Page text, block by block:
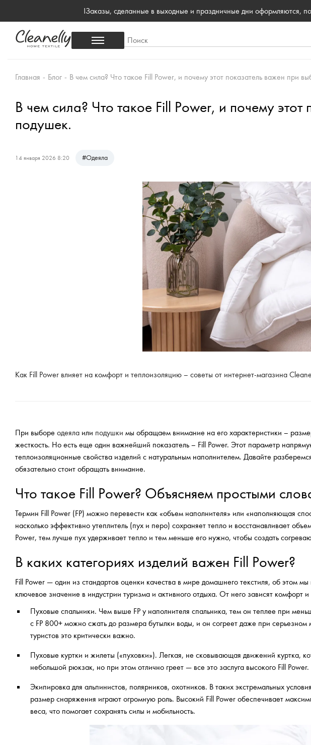
!Заказы, сделанные в выходные и праздничные дни оформляются,
Главная - Блог - В чем сила? Что такое Fill Power, и почему этот показатель важен при
В чем сила? Что такое Fill Power, и почему
подушек.
14 января 2026 8:20 #Одеяла
Как Fill Power влияет на комфорт и теплоизоляцию – советы от интернет-магазина
При выборе одеяла или подушки мы обращаем внимание на его характеристики –
жесткость. Но есть еще один важнейший показатель – Fill Power. Этот параметр
теплоизоляционные свойства изделий с натуральным наполнителем. Давайте
обязательно стоит обращать внимание.
Что такое Fill Power? Объясняем простыми
Термин Fill Power (FP) можно перевести как «объем наполнителя» или «наполняющая
насколько эффективно утеплитель (пух и перо) сохраняет тепло и восстанавливает
Power, тем лучше пух удерживает тепло и тем меньше его нужно, чтобы создать
В каких категориях изделий важен Fill Power?
Fill Power — один из стандартов оценки качества в мире домашнего текстиля, об этом
ключевое значение в индустрии туризма и активного отдыха. От него зависят комфорт
Пуховые спальники. Чем выше FP у наполнителя спальника, тем он теплее при
с FP 800+ можно сжать до размера бутылки воды, и он согреет даже при серьезном
туристов это критически важно.
Пуховые куртки и жилеты («пуховки»). Легкая, не сковывающая движений куртка,
небольшой рюкзак, но при этом отлично греет — все это заслуга высокого Fill Power.
Экипировка для альпинистов, полярников, охотников. В таких экстремальных
размер снаряжения играют огромную роль. Высокий Fill Power обеспечивает
веса, что помогает сохранять силы и мобильность.